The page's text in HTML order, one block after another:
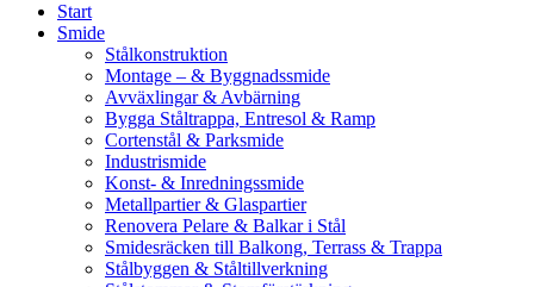
Start
Smide
Stålkonstruktion
Montage – & Byggnadssmide
Avväxlingar & Avbärning
Bygga Ståltrappa, Entresol & Ramp
Cortenstål & Parksmide
Industrismide
Konst- & Inredningssmide
Metallpartier & Glaspartier
Renovera Pelare & Balkar i Stål
Smidesräcken till Balkong, Terrass & Trappa
Stålbyggen & Ståltillverkning